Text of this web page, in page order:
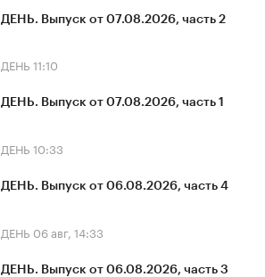
ДЕНЬ. Выпуск от 07.08.2026, часть 2
ДЕНЬ 11:10
ДЕНЬ. Выпуск от 07.08.2026, часть 1
ДЕНЬ 10:33
ДЕНЬ. Выпуск от 06.08.2026, часть 4
ДЕНЬ 06 авг, 14:33
ДЕНЬ. Выпуск от 06.08.2026, часть 3